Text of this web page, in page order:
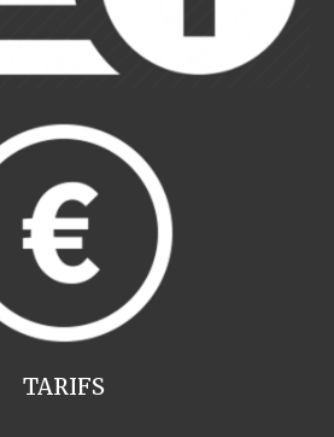
TARIFS